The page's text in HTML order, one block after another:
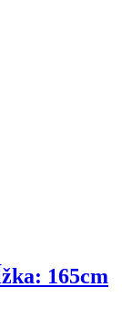
165cm